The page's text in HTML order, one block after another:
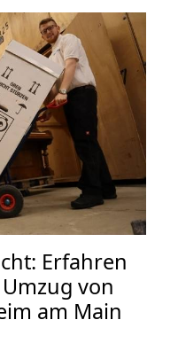
Erfahren
von
am Main